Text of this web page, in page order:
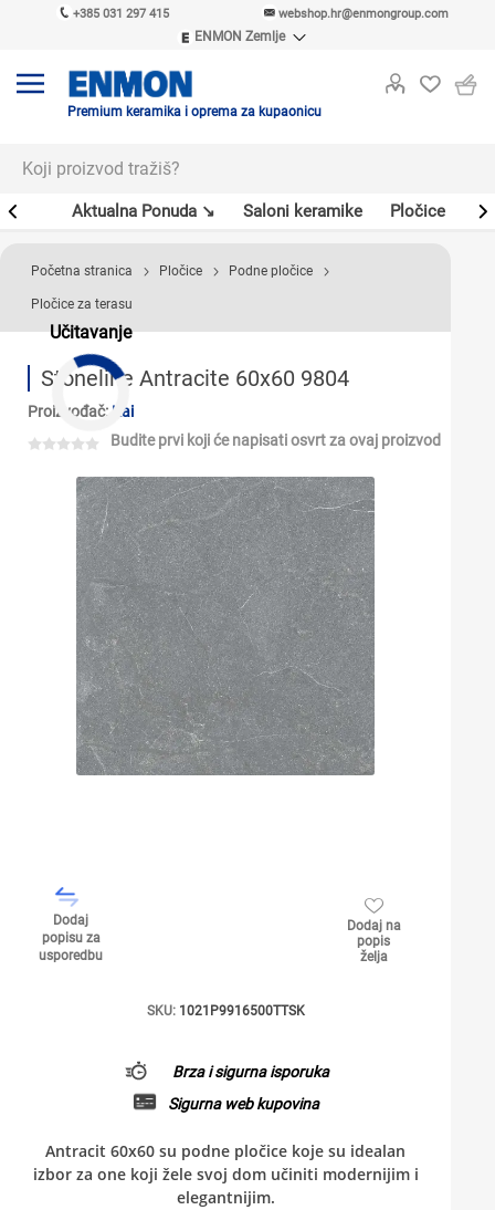
+385 031 297 415 webshop.hr@enmongroup.com
ENMON Zemlje
ENMON MKD
Premium keramika i oprema za kupaonicu
Aktualna Ponuda ↘ Saloni keramike Pločice
Učitavanje
Početna stranica Pločice Podne pločice
Pločice za terasu
Stoneline Antracite 60x60 9804
Proizvođač: Kai
Budite prvi koji će napisati osvrt za ovaj proizvod
Dodaj
popisu za
usporedbu
Dodaj na
popis
želja
SKU: 1021P9916500TTSK
Brza i sigurna isporuka
Sigurna web kupovina
Antracit 60x60 su podne pločice koje su idealan
izbor za one koji žele svoj dom učiniti modernijim i
elegantnijim.